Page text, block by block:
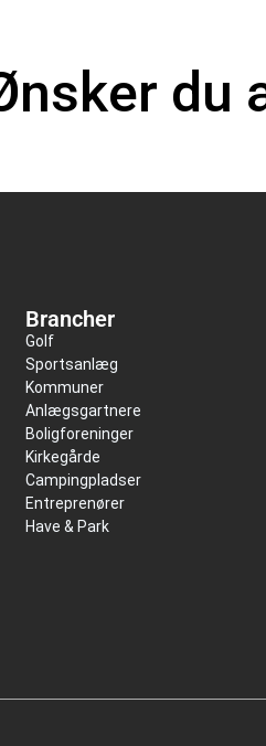
du
Brancher
Golf
Sportsanlæg
Kommuner
Anlægsgartnere
Boligforeninger
Kirkegårde
Campingpladser
Entreprenører
Have & Park